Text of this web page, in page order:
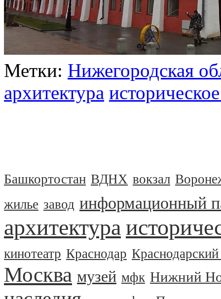
Метки: Нижегородская
архитектура
Башкортостан ВДНХ вокзал
жилье завод информационный
архитектура
кинотеатр Краснодар
Москва музей мфк Нижний